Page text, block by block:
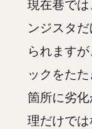
現在巷で
ンジスタ
られます
ックをた
箇所に劣
理だけで